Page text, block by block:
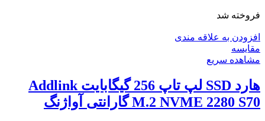
فروخته شد
افزودن به علاقه مندی
مقایسه
مشاهده سریع
هارد SSD لپ تاپ 256 گیگابایت Addlink
M.2 NVME 2280 S70 گارانتی آواژنگ